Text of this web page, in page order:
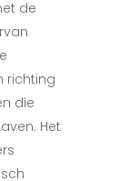
de
richting
die
Het